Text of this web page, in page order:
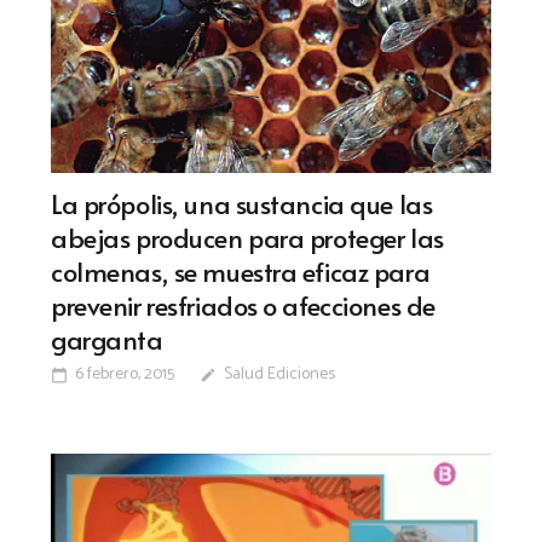
La própolis, una sustancia que las
abejas producen para proteger las
colmenas, se muestra eficaz para
prevenir resfriados o afecciones de
garganta
calendar_today 6 febrero, 2015 edit Salud Ediciones